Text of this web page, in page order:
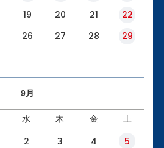
19 20 21
22
26 27 28
29
9月
水 木 金 土
2 3 4
5